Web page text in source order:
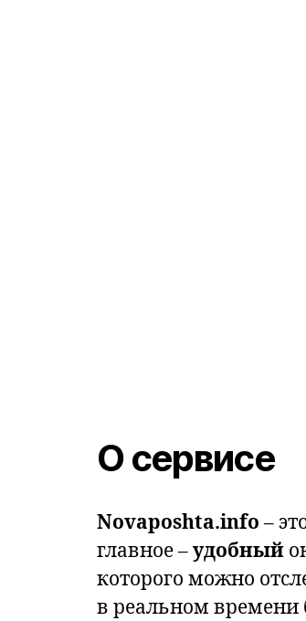
О сервисе
Novaposhta.info–
главное –удобный
которого можно
в реальном времени